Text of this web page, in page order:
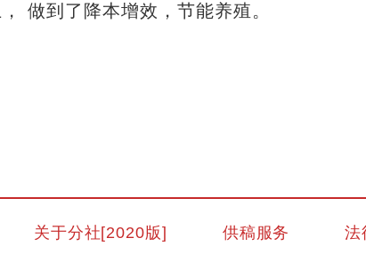
做到了降本增效，节能养殖。
关于分社[2020版] 供稿服务 法